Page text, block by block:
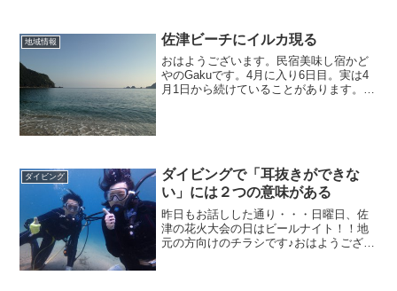
夏から秋の海の姿へと変わりつつありま
す。
地域情報 佐津ビーチにイルカ現る
おはようございます。民宿美味し宿かど
やのGakuです。4月に入り6日目。実は4
月1日から続けていることがあります。そ
ダイビング
ダイビングで「耳抜きができな
い」には２つの意味がある
昨日もお話しした通り・・・日曜日、佐
津の花火大会の日はビールナイト！！地
元の方向けのチラシです♪おはようござい